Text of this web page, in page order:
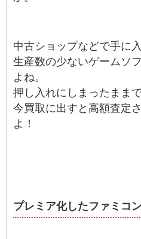
中古ショップなどで手に
生産数の少ないゲームソ
よね。
押し入れにしまったまま
今買取に出すと高額査定
よ！
プレミア化したファミコ